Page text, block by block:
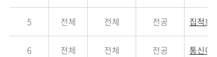
5 전체 전체 전공 집적회
6 전체 전체 전공 통신이